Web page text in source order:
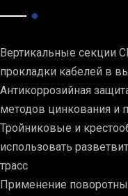
Вертикальные секции
прокладки кабелей в
Антикоррозийная
методов цинкования и
Тройниковые и
использовать
трасс
Применение